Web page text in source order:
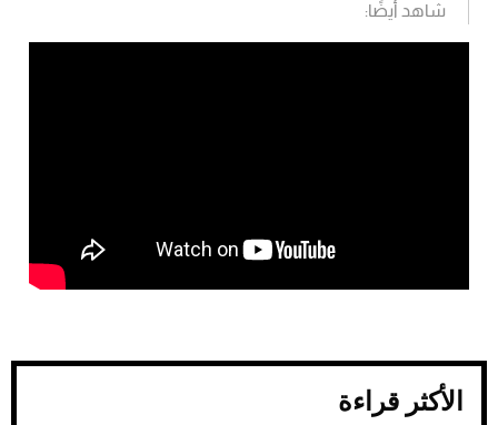
شاهد أيضًا:
الأكثر قراءة